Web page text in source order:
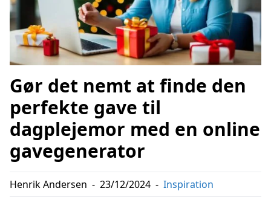
Gør det nemt at finde den
perfekte gave til
dagplejemor med en online
gavegenerator
Henrik Andersen - 23/12/2024 - Inspiration